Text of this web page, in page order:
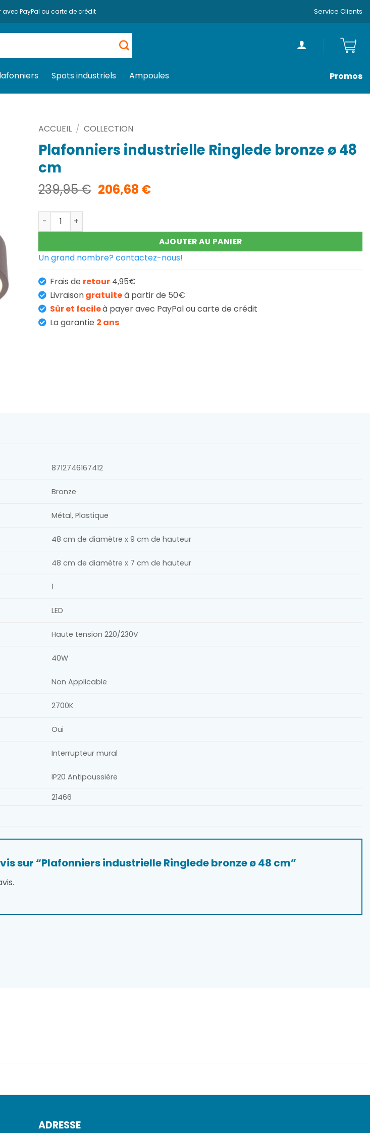
avec PayPal ou carte de crédit Service Clients
Spots industriels Ampoules Promos
ACCUEIL / COLLECTION
Plafonniers industrielle Ringlede bronze ø 48
cm
239,95€ Le
239,95 €.
206,68 €Le
206,68 €.
quantité de Plafonniers industrielle Ringlede bronze ø 48 cm
AJOUTER AU PANIER
Un grand nombre? contactez-nous!
Frais de retour 4,95€
Livraisongratuiteà partir de 50€
Sûr et facileà payer avec PayPal ou carte de crédit
La garantie 2 ans
8712746167412
Bronze
Métal, Plastique
48 cm de diamètre x 9 cm de hauteur
48 cm de diamètre x 7 cm de hauteur
1
LED
Haute tension 220/230V
40W
Non Applicable
2700K
Oui
Interrupteur mural
IP20 Antipoussière
21466
sur “Plafonniers industrielle Ringlede bronze ø 48 cm”
ADRESSE